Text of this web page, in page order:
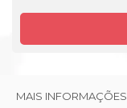
MAIS INFORMAÇÕES